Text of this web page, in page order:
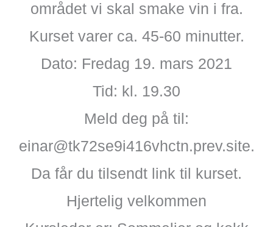
området vi skal smake vin i fra.
Kurset varer ca. 45-60 minutter.
Dato: Fredag 19. mars 2021
Tid: kl. 19.30
Meld deg på til:
einar@tk72se9i416vhctn.prev.site.
Da får du tilsendt link til kurset.
Hjertelig velkommen